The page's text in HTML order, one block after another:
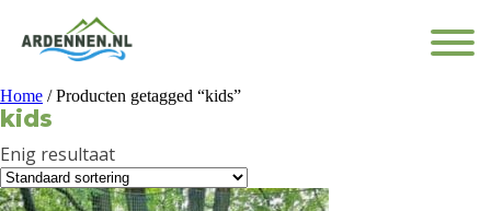
Home / Producten getagged “kids”
kids
Enig resultaat